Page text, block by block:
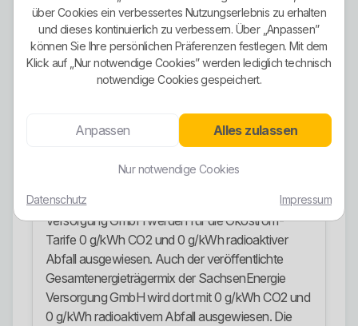
Privatkunden werden Stromtarife im Überblick,
Ökostromtarife, ein dynamischer Stromtarif,
Wärmepumpenstrom, Autostromtarif,
Grundversorgung und Ersatzversorgung
Versorgung GmbH sowohl klassische als auch
modernere Anwendungsfälle ab.
Besonders stark ist das veröffentlichte
Stromkennzeichnung für die SachsenEnergie
Versorgung GmbH werden für die Ökostrom-
Tarife 0 g/kWh CO2 und 0 g/kWh radioaktiver
Abfall ausgewiesen. Auch der veröffentlichte
Gesamtenergieträgermix der SachsenEnergie
Versorgung GmbH wird dort mit 0 g/kWh CO2 und
0 g/kWh radioaktivem Abfall ausgewiesen. Die
über Cookies ein verbessertes Nutzungserlebnis zu erhalten
und dieses kontinuierlich zu verbessern. Über „Anpassen”
können Sie Ihre persönlichen Präferenzen festlegen. Mit dem
Klick auf „Nur notwendige Cookies” werden lediglich technisch
notwendige Cookies gespeichert.
Anpassen Alles zulassen
Nur notwendige Cookies
Datenschutz Impressum